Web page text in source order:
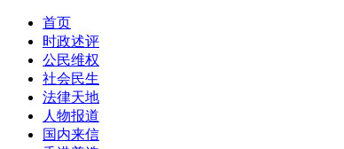
首页
时政述评
公民维权
社会民生
法律天地
人物报道
国内来信